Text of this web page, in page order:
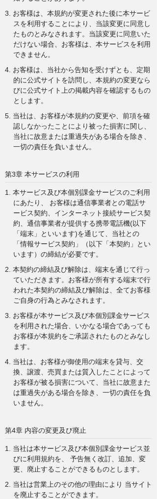
3. お客様は、本規約が変更された後に本サービ
スを利用することにより、当該変更に同意し
たものとみなされます。当該変更に同意いた
だけない場合、お客様は、本サービスを利用
できません。
4. お客様は、当社から告知を受けずとも、定期
的に公式サイトを訪問し、本規約の変更なら
びに公式サイト上の掲載内容を確認するもの
とします。
5. 当社は、お客様が本規約の変更や、前項を確
認しなかったことにより被った損害に関し、
当社に故意または重過失がある場合を除き、
一切の責任を負いません。
第3章 本サービスの利用
1. 本サービス及び本個別課金サービスのご利用
にあたり、 お客様は通信事業者との電話サ
ービス契約、インターネット接続サービス契
約、通信事業者が提供する携帯電話機(以下
「端末」といいます)を通じて、当社との
「情報サービス契約」（以下「本契約」とい
います）の締結が必要です。
2. 本契約の締結及び解除は、端末を通じて行っ
ていただきます。お客様が所有する端末で行
われた本契約の締結及び解除は、全てお客様
ご自身の行為とみなされます。
3. お客様が本サービス及び本個別課金サービス
を利用された場合、いかなる場合であっても
お客様が本規約をご承諾されたものとみなし
ます。
4. 当社は、お客様が御使用の端末を貸与、交
換、譲渡、売買または質入したことによって
お客様が被る損害について、当社に故意また
は重過失がある場合を除き、一切の責任を負
いません。
第4章 内容の変更及び廃止
1. 当社は本サービス及び本個別課金サービス並
びに利用規約を、 予告無く改訂、追加、変
更、廃止することができるものとします。
2. 当社は営業上のその他の理由により 当サイト
を廃止することができます。